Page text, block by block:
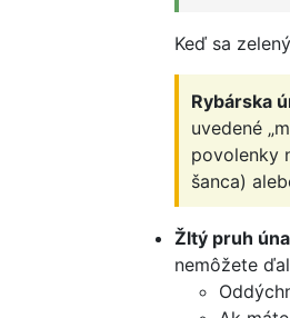
Keď sa
Rybárska
uvedené
povolenky
šanca)
Žltý pruh
nemôžete